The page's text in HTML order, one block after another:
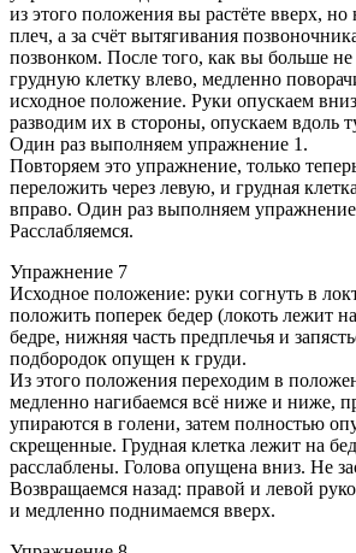
из этого положения вы растёте вверх, но
плеч, а за счёт вытягивания
позвонком. После того, как вы больше
грудную клетку влево, медленно
исходное положение. Руки опускаем
разводим их в стороны, опускаем вдоль
Один раз выполняем упражнение 1.
Повторяем это упражнение, только
переложить через левую, и грудная
вправо. Один раз выполняем
Расслабляемся.
Упражнение 7
Исходное положение: руки согнуть в
положить поперек бедер (локоть лежит
бедре, нижняя часть предплечья и
подбородок опущен к груди.
Из этого положения переходим в
медленно нагибаемся всё ниже и ниже,
упираются в голени, затем полностью
скрещенные. Грудная клетка лежит на
расслаблены. Голова опущена вниз. Не
Возвращаемся назад: правой и левой
и медленно поднимаемся вверх.